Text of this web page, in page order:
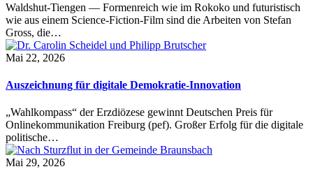
Waldshut-Tiengen — Formenreich wie im Rokoko und futuristisch
wie aus einem Science-Fiction-Film sind die Arbeiten von Stefan
Gross, die…
Mai 22, 2026
Auszeichnung für digitale Demokratie-Innovation
„Wahlkompass“ der Erzdiözese gewinnt Deutschen Preis für
Onlinekommunikation Freiburg (pef). Großer Erfolg für die digitale
politische…
Mai 29, 2026